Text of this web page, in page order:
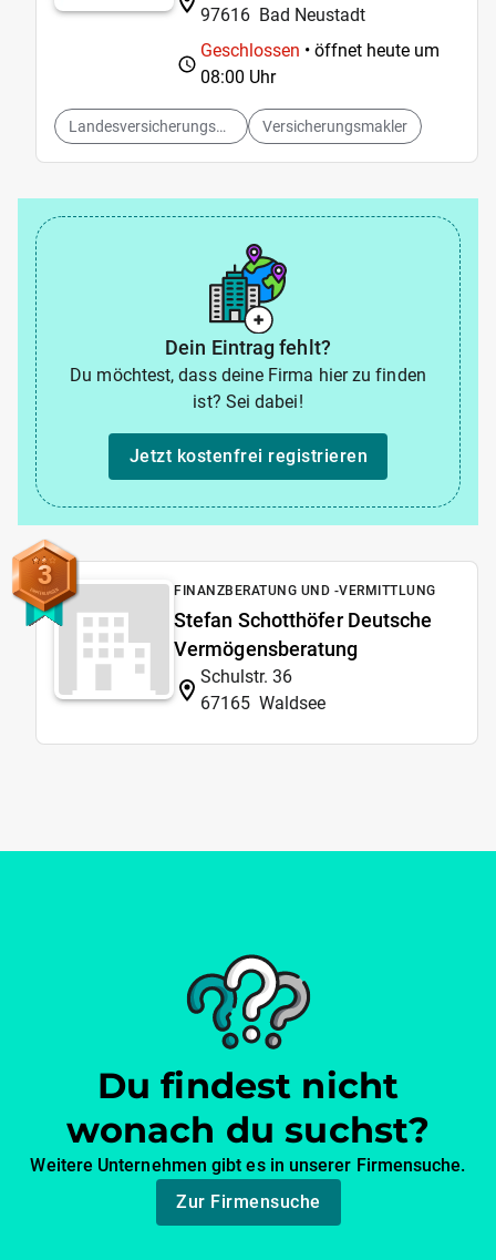
97616 Bad Neustadt
Geschlossen • öffnet heute um
08:00 Uhr
Landesversicherungsanstalt Versicherungsmakler
Dein Eintrag fehlt?
Du möchtest, dass deine Firma hier zu finden
ist? Sei dabei!
Jetzt kostenfrei registrieren
3 FINANZBERATUNG UND -VERMITTLUNG
Stefan Schotthöfer Deutsche
Vermögensberatung
Schulstr. 36
67165 Waldsee
Du findest nicht
wonach du suchst?
Weitere Unternehmen gibt es in unserer Firmensuche.
Zur Firmensuche